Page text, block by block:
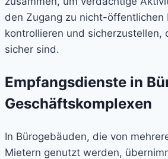
den Zugang zu nicht-öffentlichen
kontrollieren und sicherzustellen,
sicher sind.
Empfangsdienste in
Geschäftskomplexen
In Bürogebäuden, die von
Mietern genutzt werden,